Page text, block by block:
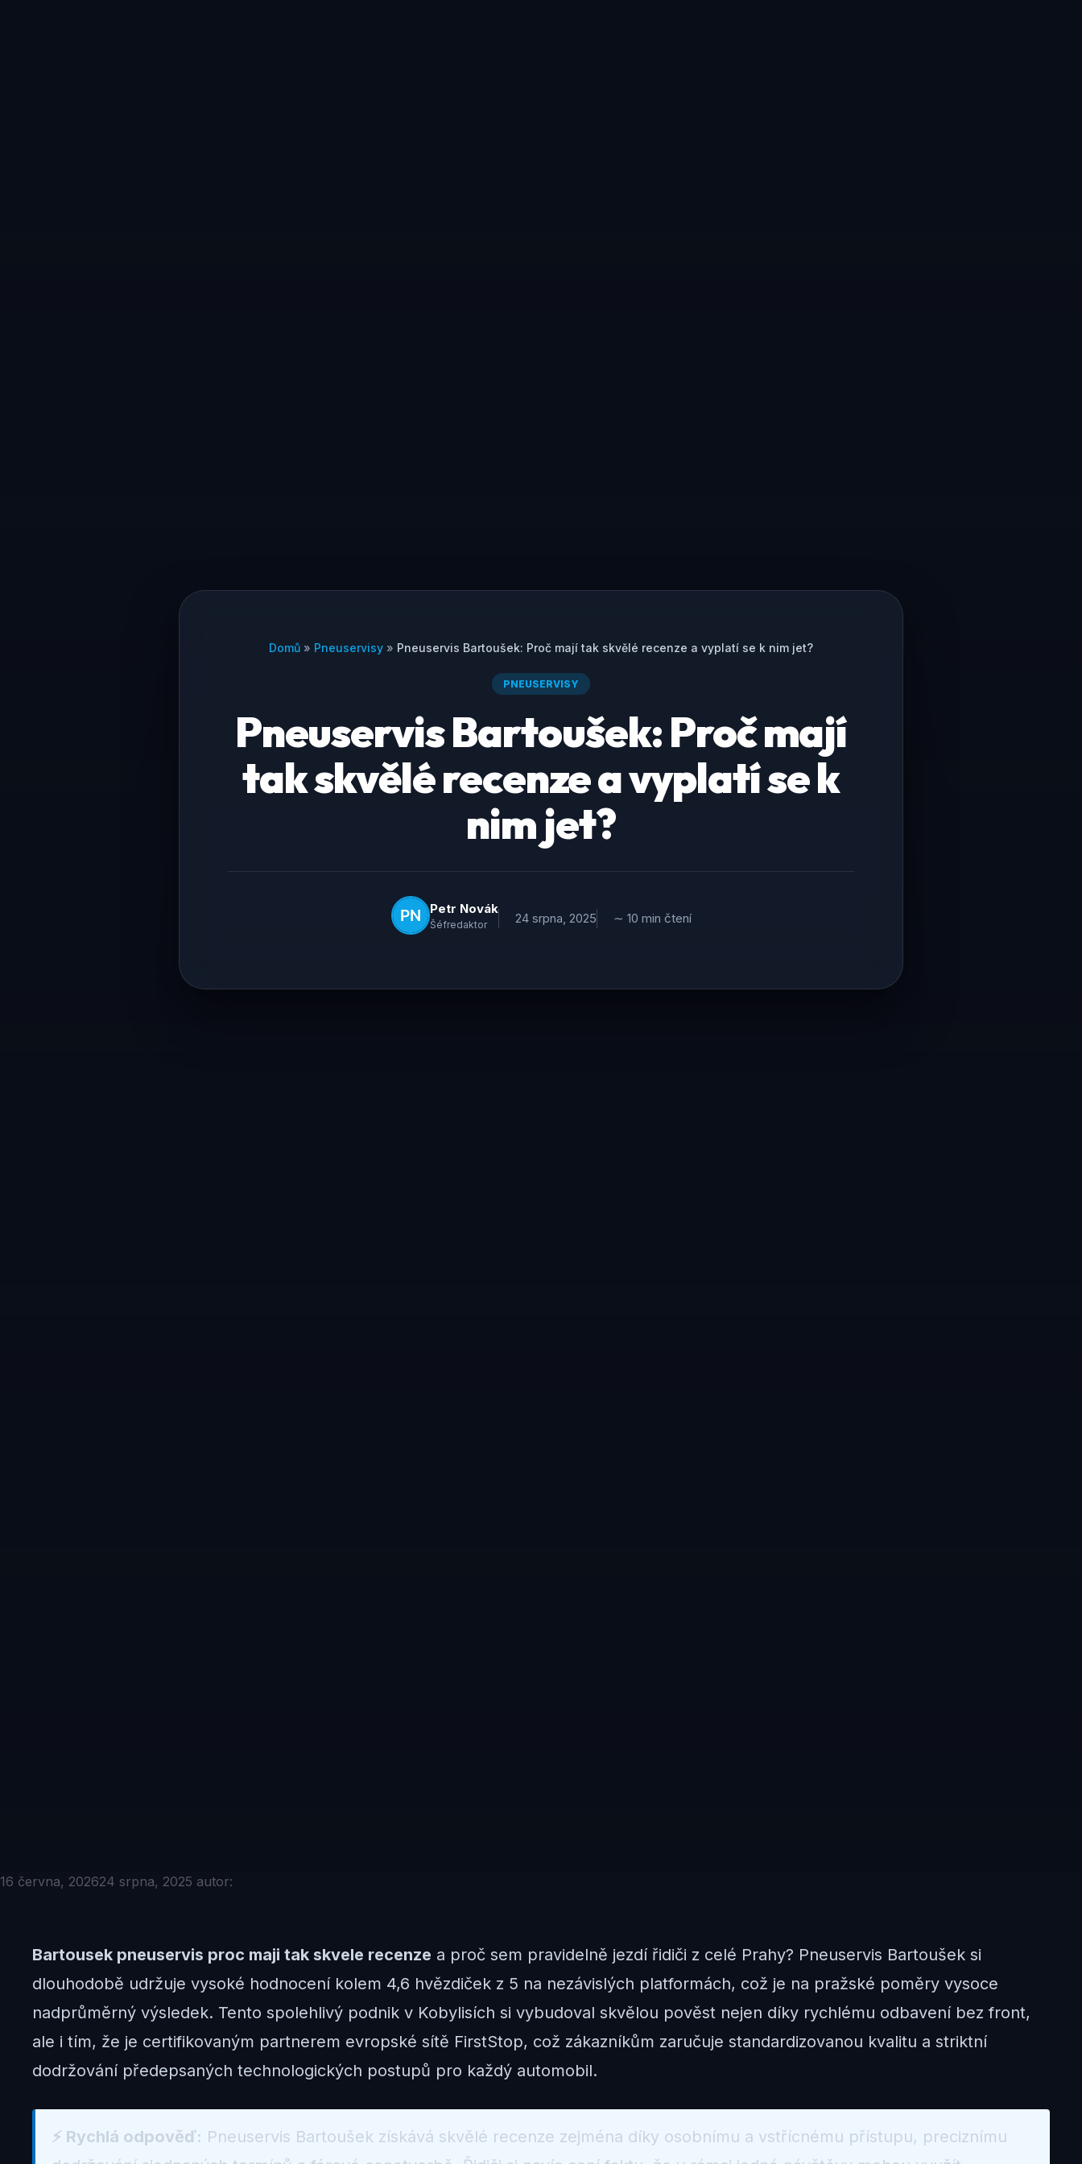
Domů » Pneuservisy » Pneuservis Bartoušek: Proč mají tak skvělé recenze a vyplatí se k nim jet?
PNEUSERVISY
Pneuservis Bartoušek: Proč mají
tak skvělé recenze a vyplatí se k
nim jet?
Petr Novák
Šéfredaktor 24 srpna, 2025 ∼ 10 min čtení
16 června, 202624 srpna, 2025 autor:
Bartousek pneuservis proc maji tak skvele recenze a proč sem pravidelně jezdí řidiči z celé Prahy? Pneuservis Bartoušek si
dlouhodobě udržuje vysoké hodnocení kolem 4,6 hvězdiček z 5 na nezávislých platformách, což je na pražské poměry vysoce
nadprůměrný výsledek. Tento spolehlivý podnik v Kobylisích si vybudoval skvělou pověst nejen díky rychlému odbavení bez front,
ale i tím, že je certifikovaným partnerem evropské sítě FirstStop, což zákazníkům zaručuje standardizovanou kvalitu a striktní
dodržování předepsaných technologických postupů pro každý automobil.
⚡ Rychlá odpověď: Pneuservis Bartoušek získává skvělé recenze zejména díky osobnímu a vstřícnému přístupu, preciznímu